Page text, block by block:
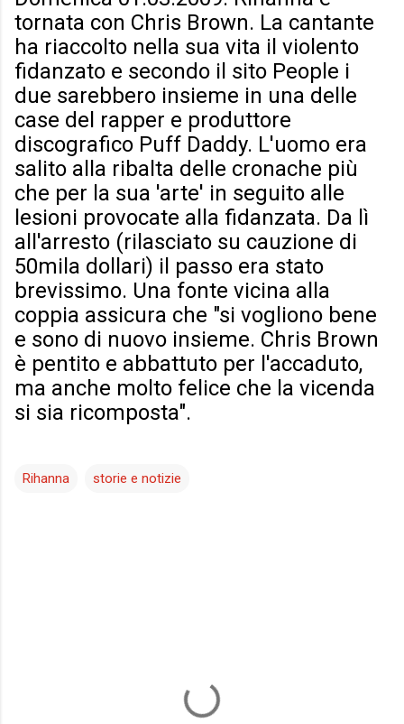
tornata con Chris Brown. La cantante
ha riaccolto nella sua vita il violento
fidanzato e secondo il sito People i
due sarebbero insieme in una delle
case del rapper e produttore
discografico Puff Daddy. L'uomo era
salito alla ribalta delle cronache più
che per la sua 'arte' in seguito alle
lesioni provocate alla fidanzata. Da lì
all'arresto (rilasciato su cauzione di
50mila dollari) il passo era stato
brevissimo. Una fonte vicina alla
coppia assicura che "si vogliono bene
e sono di nuovo insieme. Chris Brown
è pentito e abbattuto per l'accaduto,
ma anche molto felice che la vicenda
si sia ricomposta".
Rihanna storie e notizie